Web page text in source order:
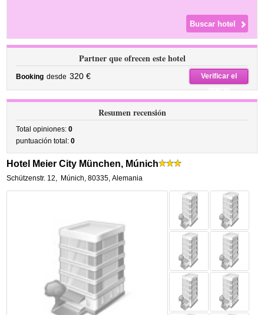
Partner que ofrecen este hotel
Booking desde 320 €
Verificar el
precio
Resumen recensión
Total opiniones:0
puntuación total:0
Hotel Meier City München, Múnich
Schützenstr. 12, Múnich,80335, Alemania